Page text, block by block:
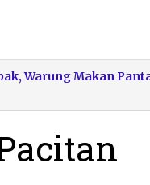
Warung Makan